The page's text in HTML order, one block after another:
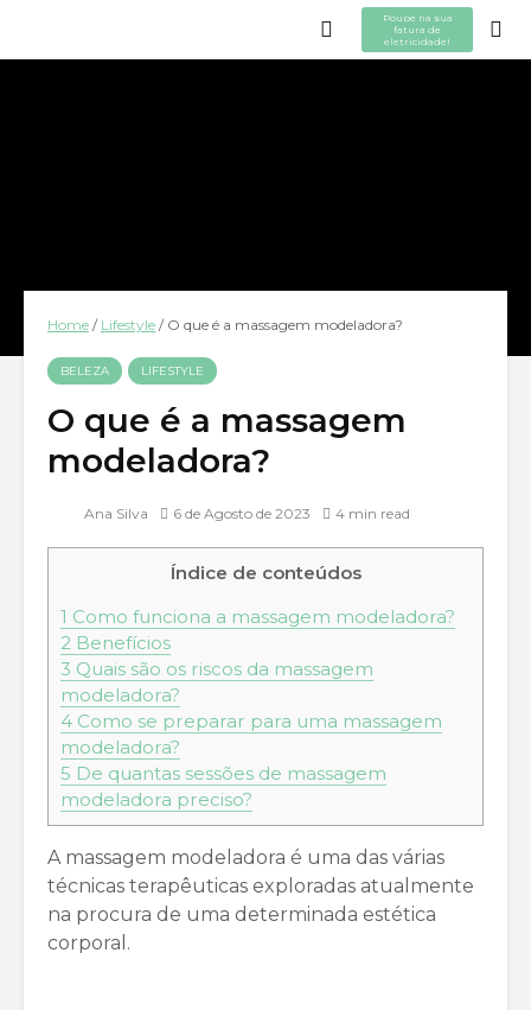
Poupe na sua
fatura de
eletricidade!
Home / Lifestyle / O que é a massagem modeladora?
BELEZA LIFESTYLE
O que é a massagem
modeladora?
Ana Silva 6 de Agosto de 2023 4 min read
Índice de conteúdos
1 Como funciona a massagem modeladora?
2 Benefícios
3 Quais são os riscos da massagem
modeladora?
4 Como se preparar para uma massagem
modeladora?
5 De quantas sessões de massagem
modeladora preciso?
A massagem modeladora é uma das várias
técnicas terapêuticas exploradas atualmente
na procura de uma determinada estética
corporal.